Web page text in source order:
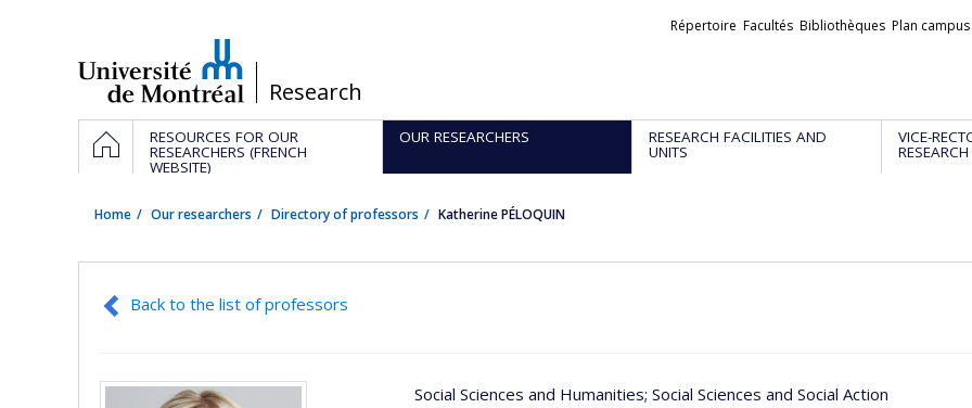
/Research
Liens
Répertoire Facultés Bibliothèques Plan campus
Navigation
principale
HOMERESOURCES FOR OUR
RESEARCHERS (FRENCH
WEBSITE)
OUR RESEARCHERS RESEARCH FACILITIES AND
UNITS
VICE-
RESEARCH
Home Our researchers Directory of professors Katherine PÉLOQUIN
Back to the list of professors
Social Sciences and Humanities; Social Sciences and Social Action